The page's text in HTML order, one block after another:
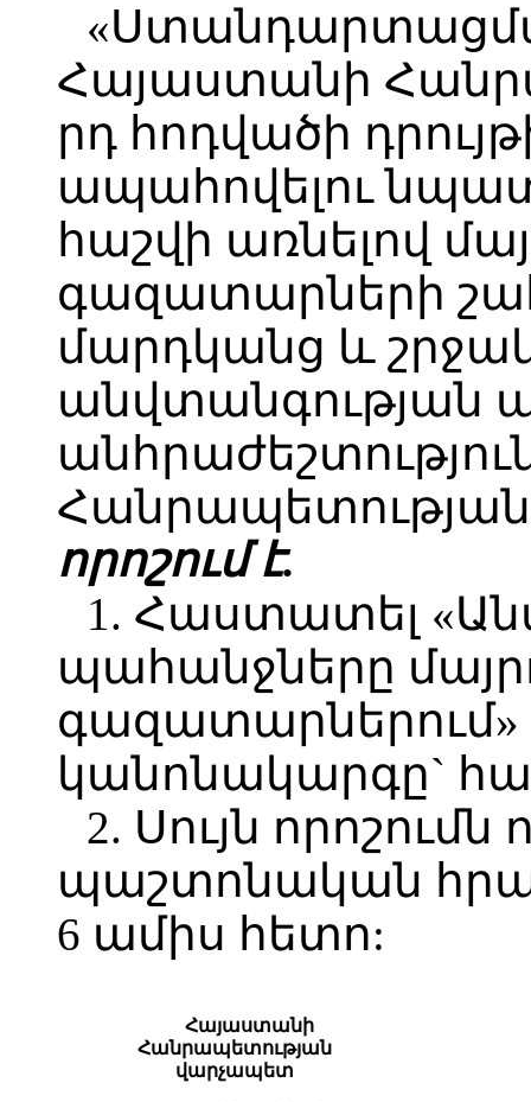
Հայաստանի
րդ հոդվածի
ապահովելու
հաշվի առնելով
գազատարների
մարդկանց և
անվտանգության
Հանրապետության
որոշում է.
1. Հաստատել
պահանջները
կանոնակարգը`
2. Սույն որոշումն
պաշտոնական
6 ամիս հետո:
Հայաստանի
Հանրապետության
վարչապետ